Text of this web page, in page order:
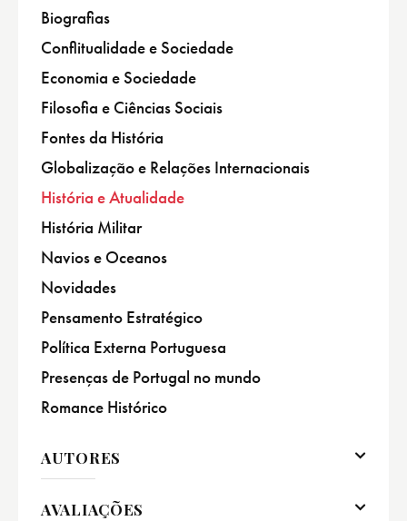
Biografias
Conflitualidade e Sociedade
Economia e Sociedade
Filosofia e Ciências Sociais
Fontes da História
Globalização e Relações Internacionais
História e Atualidade
História Militar
Navios e Oceanos
Novidades
Pensamento Estratégico
Política Externa Portuguesa
Presenças de Portugal no mundo
Romance Histórico
AUTORES
AVALIAÇÕES